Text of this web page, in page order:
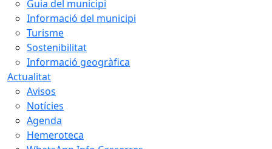
Guia del municipi
Informació del municipi
Turisme
Sostenibilitat
Informació geogràfica
Actualitat
Avisos
Notícies
Agenda
Hemeroteca